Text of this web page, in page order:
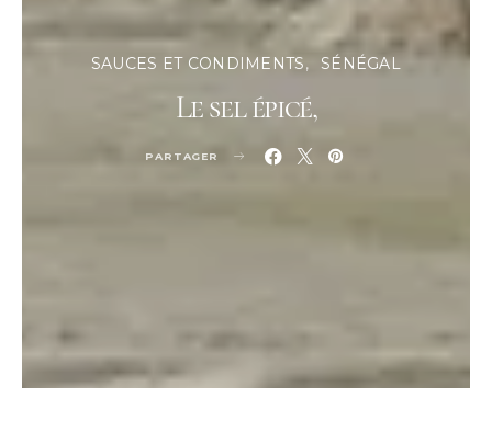
SAUCES ET CONDIMENTS SÉNÉGAL
Le sel épicé,
PARTAGER